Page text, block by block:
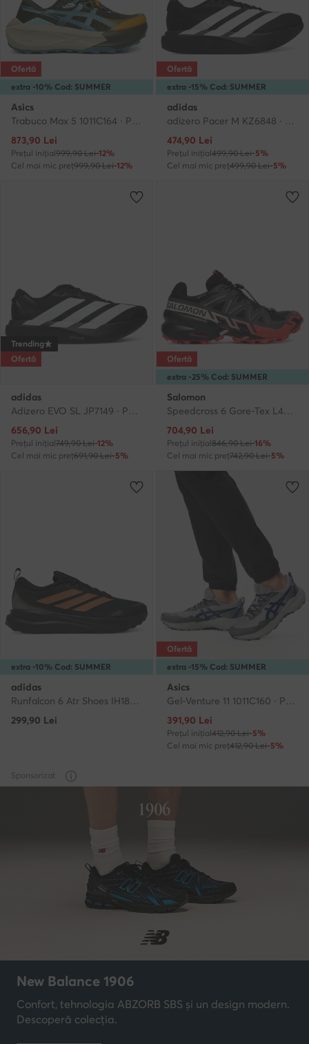
extra -10% Cod: SUMMER
Ofertă
Asics
Trabuco Max 5 1011C164 · Pantofi pentru alergare
Prețul actual
873,90 Lei
Prețul inițial999,90 Lei-12%
Cel mai mic preț999,90 Lei-12%
extra -15% Cod: SUMMER
Ofertă
adidas
adizero Pacer M KZ6848 · Pantofi pentru alergare
Prețul actual
474,90 Lei
Prețul inițial499,90 Lei-5%
Cel mai mic preț499,90 Lei-5%
Trending
Ofertă
adidas
Adizero EVO SL JP7149 · Pantofi pentru alergare
Prețul actual
656,90 Lei
Prețul inițial749,90 Lei-12%
Cel mai mic preț691,90 Lei-5%
extra -25% Cod: SUMMER
Ofertă
Salomon
Speedcross 6 Gore-Tex L49226000 · Pantofi pentru alergare
Prețul actual
704,90 Lei
Prețul inițial846,90 Lei-16%
Cel mai mic preț742,90 Lei-5%
extra -10% Cod: SUMMER
adidas
Runfalcon 6 Atr Shoes IH1829 · Pantofi pentru alergare
299,90 Lei
extra -15% Cod: SUMMER
Ofertă
Asics
Gel-Venture 11 1011C160 · Pantofi pentru alergare
Prețul actual
391,90 Lei
Prețul inițial412,90 Lei-5%
Cel mai mic preț412,90 Lei-5%
Sponsorizat
New Balance 1906
Confort, tehnologia ABZORB SBS și un design modern.
Descoperă colecția.